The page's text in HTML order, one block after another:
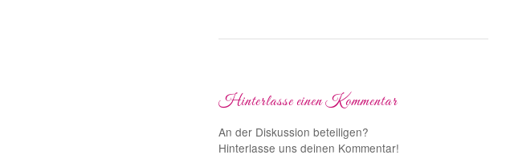
Hinterlasse einen Kommentar
An der Diskussion beteiligen?
Hinterlasse uns deinen Kommentar!